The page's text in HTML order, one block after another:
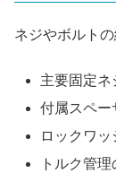
ネジやボルト
主要固定ネ
付属スペー
ロックワ
トルク管